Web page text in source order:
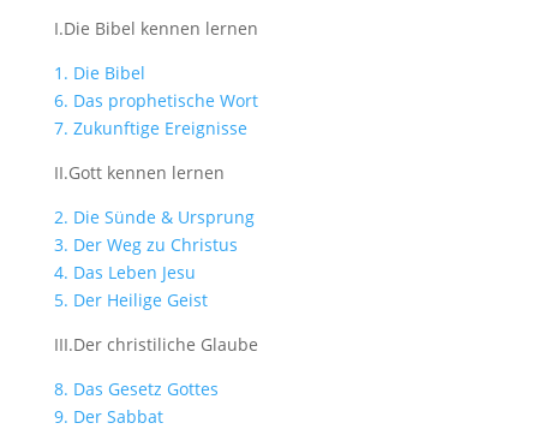
I.Die Bibel kennen lernen
1. Die Bibel
6. Das prophetische Wort
7. Zukunftige Ereignisse
II.Gott kennen lernen
2. Die Sünde & Ursprung
3. Der Weg zu Christus
4. Das Leben Jesu
5. Der Heilige Geist
III.Der christiliche Glaube
8. Das Gesetz Gottes
9. Der Sabbat